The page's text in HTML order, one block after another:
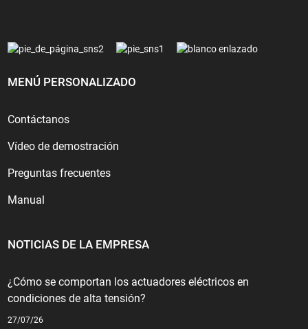
MENÚ PERSONALIZADO
Contáctanos
Vídeo de demostración
Preguntas frecuentes
Manual
NOTICIAS DE LA EMPRESA
¿Cómo se comportan los actuadores eléctricos en
condiciones de alta tensión?
27/07/26